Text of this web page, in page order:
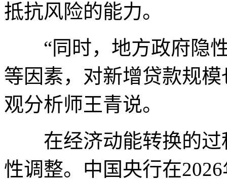
抵抗风险的能力。
“同时，地方政府隐性
等因素，对新增贷款规
观分析师王青说。
在经济动能转换的过
性调整。中国央行在